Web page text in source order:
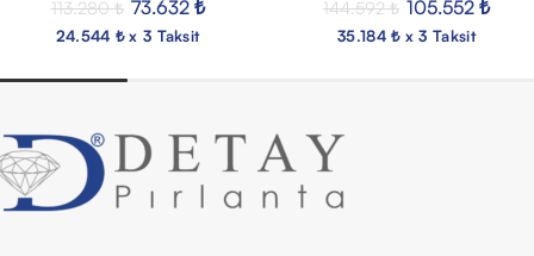
113.280₺ 73.632 ₺
24.544 ₺ x 3 Taksit
144.592₺ 105.552 ₺
35.184 ₺ x 3 Taksit